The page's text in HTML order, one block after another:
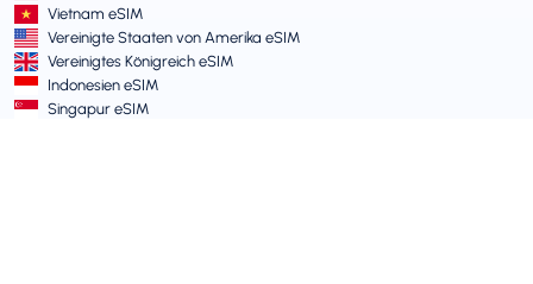
Vietnam eSIM
Vereinigte Staaten von Amerika eSIM
Vereinigtes Königreich eSIM
Indonesien eSIM
Singapur eSIM